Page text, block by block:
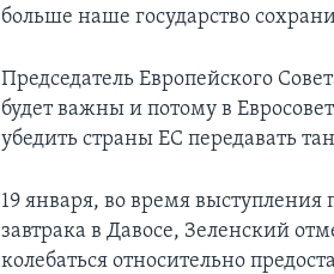
больше наше государство
Председатель Европейского
будет важны и потому в
убедить страны ЕС передавать
19 января, во время
завтрака в Давосе, Зеленский
колебаться относительно